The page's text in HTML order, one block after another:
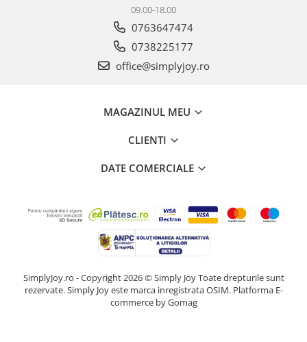
09.00-18.00
0763647474
0738225177
office@simplyjoy.ro
MAGAZINUL MEU
CLIENTI
DATE COMERCIALE
SimplyJoy.ro - Copyright 2026 © Simply Joy Toate drepturile sunt
rezervate. Simply Joy este marca inregistrata OSIM. Platforma E-
commerce by Gomag